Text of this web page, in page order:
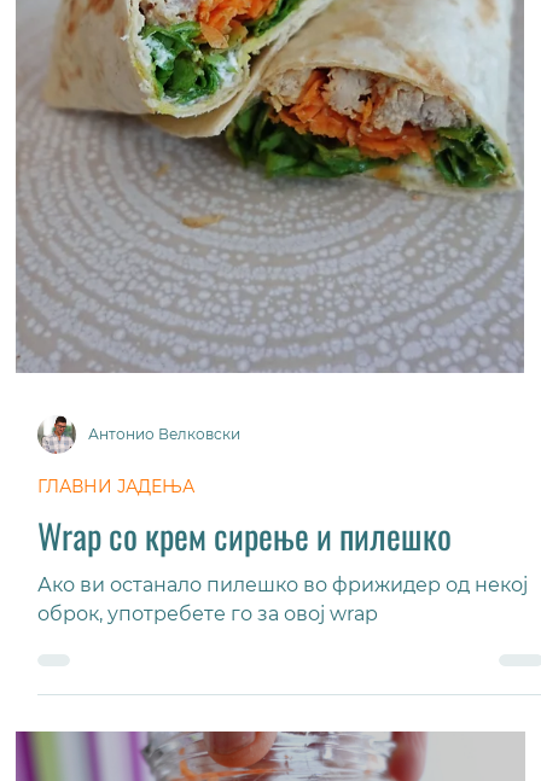
Антонио Велковски
ГЛАВНИ ЈАДЕЊА
Палачинки од хељда
Кај палачинките најмногу сакам да
варијанта со хељда